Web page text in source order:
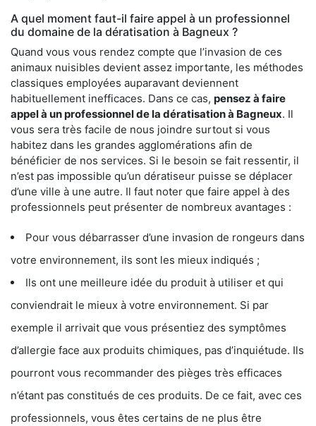
A quel moment faut-il faire appel à un professionnel
du domaine de la dératisation à Bagneux ?
Quand vous vous rendez compte que l’invasion de ces
animaux nuisibles devient assez importante, les méthodes
classiques employées auparavant deviennent
habituellement inefficaces. Dans ce cas, pensez à faire
appel à un professionnel de la dératisation à Bagneux. Il
vous sera très facile de nous joindre surtout si vous
habitez dans les grandes agglomérations afin de
bénéficier de nos services. Si le besoin se fait ressentir, il
n’est pas impossible qu’un dératiseur puisse se déplacer
d’une ville à une autre. Il faut noter que faire appel à des
professionnels peut présenter de nombreux avantages :
Pour vous débarrasser d’une invasion de rongeurs dans
votre environnement, ils sont les mieux indiqués ;
Ils ont une meilleure idée du produit à utiliser et qui
conviendrait le mieux à votre environnement. Si par
exemple il arrivait que vous présentiez des symptômes
d’allergie face aux produits chimiques, pas d’inquiétude. Ils
pourront vous recommander des pièges très efficaces
n’étant pas constitués de ces produits. De ce fait, avec ces
professionnels, vous êtes certains de ne plus être